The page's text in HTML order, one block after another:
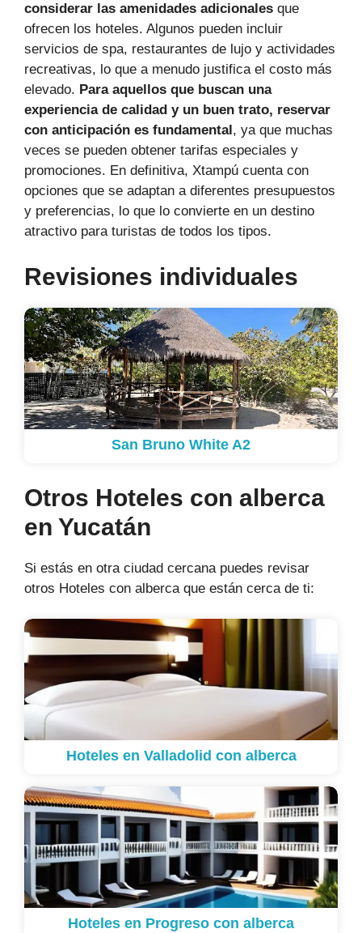
considerar las amenidades adicionales que
ofrecen los hoteles. Algunos pueden incluir
servicios de spa, restaurantes de lujo y actividades
recreativas, lo que a menudo justifica el costo más
elevado. Para aquellos que buscan una
experiencia de calidad y un buen trato, reservar
con anticipación es fundamental , ya que muchas
veces se pueden obtener tarifas especiales y
promociones. En definitiva, Xtampú cuenta con
opciones que se adaptan a diferentes presupuestos
y preferencias, lo que lo convierte en un destino
atractivo para turistas de todos los tipos.
Revisiones individuales
San Bruno White A2
Otros Hoteles con alberca
en Yucatán
Si estás en otra ciudad cercana puedes revisar
otros Hoteles con alberca que están cerca de ti:
Hoteles en Valladolid con alberca
Hoteles en Progreso con alberca